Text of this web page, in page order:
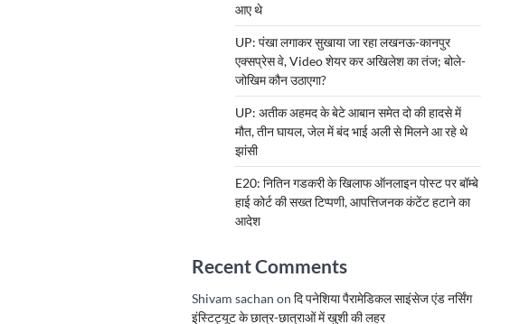
आए थे
UP: पंखा लगाकर सुखाया जा रहा लखनऊ-कानपुर
एक्सप्रेस वे, Video शेयर कर अखिलेश का तंज; बोले-
जोखिम कौन उठाएगा?
UP: अतीक अहमद के बेटे आबान समेत दो की हादसे में
मौत, तीन घायल, जेल में बंद भाई अली से मिलने आ रहे थे
झांसी
E20: नितिन गडकरी के खिलाफ ऑनलाइन पोस्ट पर बॉम्बे
हाई कोर्ट की सख्त टिप्पणी, आपत्तिजनक कंटेंट हटाने का
आदेश
Recent Comments
Shivam sachan on दि पनेशिया पैरामेडिकल साइंसेज एंड नर्सिंग
इंस्टिट्यूट के छात्र-छात्राओं में खुशी की लहर